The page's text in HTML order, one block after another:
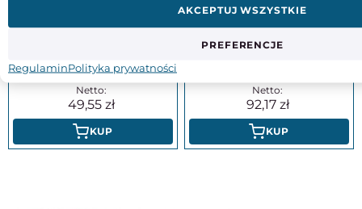
60,95 71,71
49,55
KUP
uniwersalny do 50 HRC |
92,17
KUP
PREFERENCJE
AKCEPTUJ WSZYSTKIE
RegulaminPolityka prywatności